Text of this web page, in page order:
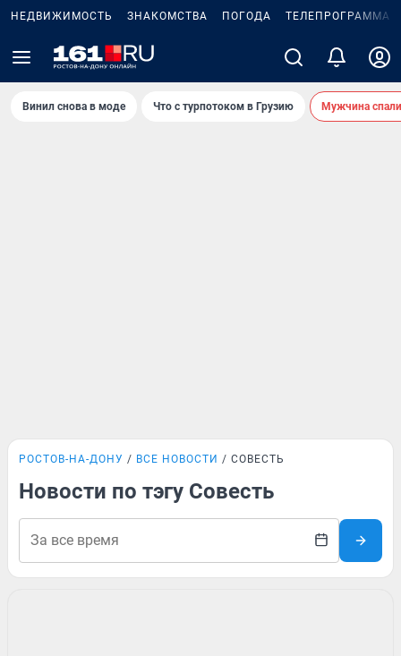
НЕДВИЖИМОСТЬ ЗНАКОМСТВА ПОГОДА ТЕЛЕПРОГРАММА
Винил снова в моде Что с турпотоком в Грузию Мужчина
РОСТОВ-НА-ДОНУ ВСЕ НОВОСТИ СОВЕСТЬ
Новости по тэгу Совесть